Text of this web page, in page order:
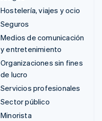
Hostelería, viajes y ocio
Seguros
Medios de comunicación
y entretenimiento
Organizaciones sin fines
de lucro
Servicios profesionales
Sector público
Minorista